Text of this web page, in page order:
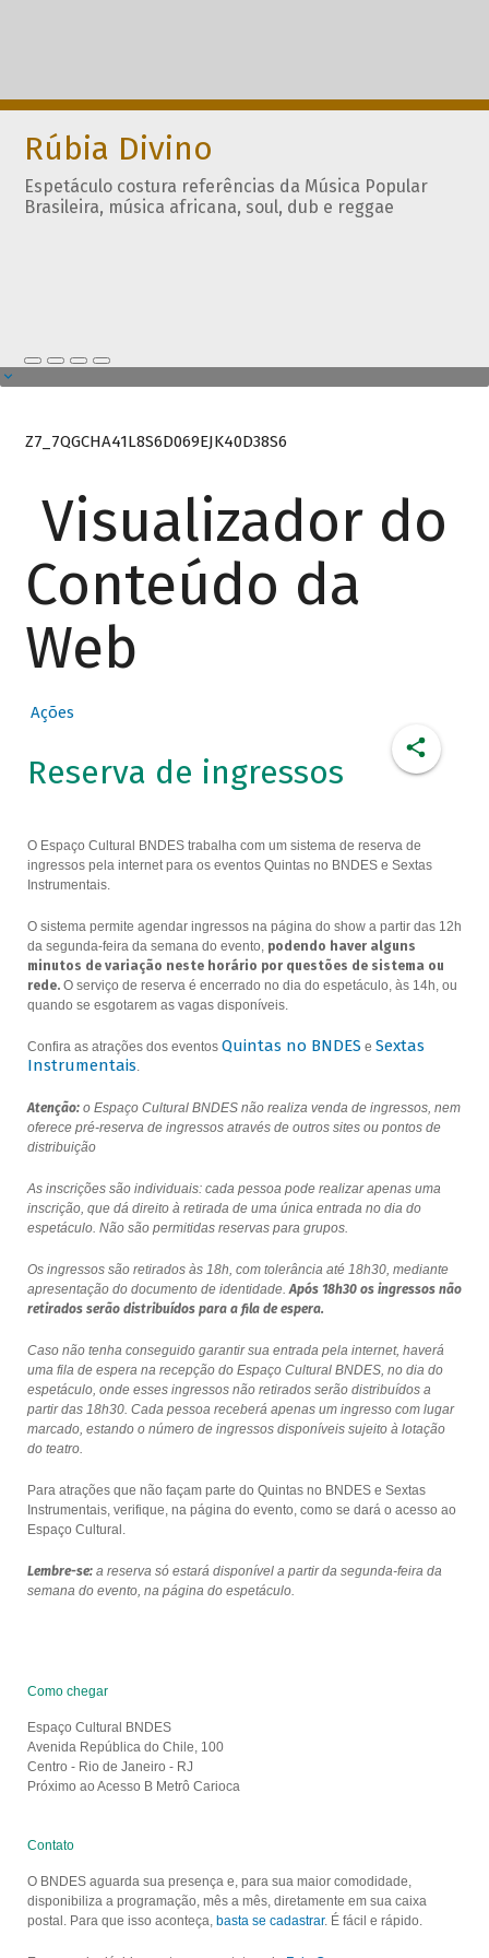
Rúbia Divino
Espetáculo costura referências da Música Popular
Brasileira, música africana, soul, dub e reggae
Z7_7QGCHA41L8S6D069EJK40D38S6
Visualizador do
Conteúdo da
Web
Ações
Reserva de ingressos
O Espaço Cultural BNDES trabalha com um sistema de reserva de
ingressos pela internet para os eventos Quintas no BNDES e Sextas
Instrumentais.
O sistema permite agendar ingressos na página do show a partir das 12h
da segunda-feira da semana do evento, podendo haver alguns
minutos de variação neste horário por questões de sistema ou
rede.O serviço de reserva é encerrado no dia do espetáculo, às 14h, ou
quando se esgotarem as vagas disponíveis.
Confira as atrações dos eventos Quintas no BNDES e Sextas
Instrumentais.
Atenção:o Espaço Cultural BNDES não realiza venda de ingressos, nem
oferece pré-reserva de ingressos através de outros sites ou pontos de
distribuição
As inscrições são individuais: cada pessoa pode realizar apenas uma
inscrição, que dá direito à retirada de uma única entrada no dia do
espetáculo. Não são permitidas reservas para grupos.
Os ingressos são retirados às 18h, com tolerância até 18h30, mediante
apresentação do documento de identidade.Após 18h30 os ingressos não
retirados serão distribuídos para a fila de espera.
Caso não tenha conseguido garantir sua entrada pela internet, haverá
uma fila de espera na recepção do Espaço Cultural BNDES, no dia do
espetáculo, onde esses ingressos não retirados serão distribuídos a
partir das 18h30. Cada pessoa receberá apenas um ingresso com lugar
marcado, estando o número de ingressos disponíveis sujeito à lotação
do teatro.
Para atrações que não façam parte do Quintas no BNDES e Sextas
Instrumentais, verifique, na página do evento, como se dará o acesso ao
Espaço Cultural.
Lembre-se:a reserva só estará disponível a partir da segunda-feira da
semana do evento, na página do espetáculo.
Como chegar
Espaço Cultural BNDES
Avenida República do Chile, 100
Centro - Rio de Janeiro - RJ
Próximo ao Acesso B Metrô Carioca
Contato
O BNDES aguarda sua presença e, para sua maior comodidade,
disponibiliza a programação, mês a mês, diretamente em sua caixa
postal. Para que isso aconteça, basta se cadastrar. É fácil e rápido.